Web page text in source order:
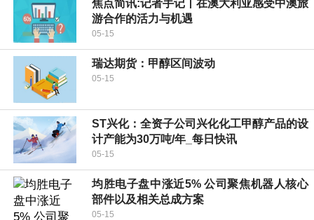
焦点简讯:记者手记丨在澳大利亚感受中澳旅
游合作的活力与机遇
05-15
瑞达期货：甲醇区间波动
05-15
ST兴化：全资子公司兴化化工甲醇产品的设
计产能为30万吨/年_每日快讯
05-15
均胜电子盘中涨近5% 公司聚焦机器人核心
部件以及相关总成方案
05-15